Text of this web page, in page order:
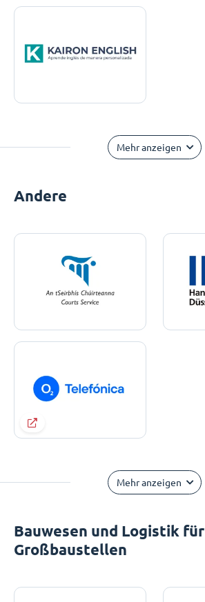
Mehr anzeigen
Andere
Mehr anzeigen
Bauwesen und Logistik für
Großbaustellen